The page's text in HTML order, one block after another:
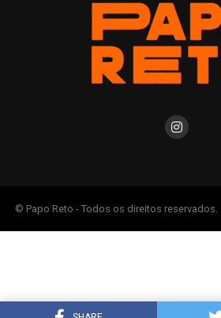
© Papo Reto - Todos os direitos reservados.